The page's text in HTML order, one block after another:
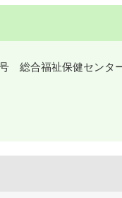
総合福祉保健センタ